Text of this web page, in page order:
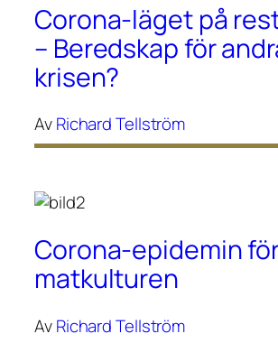
Corona-läget på
– Beredskap för
krisen?
AvRichard Tellström
Corona-epidemin
matkulturen
AvRichard Tellström